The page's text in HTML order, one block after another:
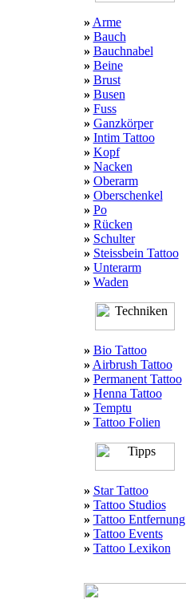
» Arme
» Bauch
» Bauchnabel
» Beine
» Brust
» Busen
» Fuss
» Ganzkörper
» Intim Tattoo
» Kopf
» Nacken
» Oberarm
» Oberschenkel
» Po
» Rücken
» Schulter
» Steissbein Tattoo
» Unterarm
» Waden
» Bio Tattoo
» Airbrush Tattoo
» Permanent Tattoo
» Henna Tattoo
» Temptu
» Tattoo Folien
» Star Tattoo
» Tattoo Studios
» Tattoo Entfernung
» Tattoo Events
» Tattoo Lexikon